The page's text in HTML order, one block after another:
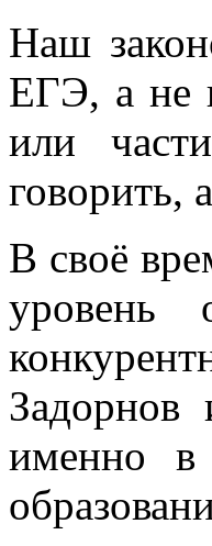
Наш
ЕГЭ, а не
или
говорить,
В своё
уровень
Задорнов
именно в